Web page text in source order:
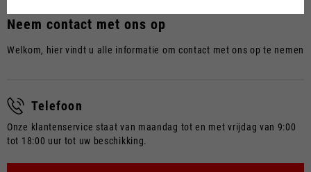
Neem contact met ons op
Welkom, hier vindt u alle informatie om contact met ons op te nemen
Telefoon
Onze klantenservice staat van maandag tot en met vrijdag van 9:00
tot 18:00 uur tot uw beschikking.
Nederlands